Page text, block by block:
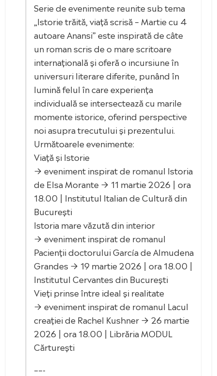
Serie de evenimente reunite sub tema
„Istorie trăită, viață scrisă – Martie cu 4
autoare Anansi” este inspirată de câte
un roman scris de o mare scritoare
internațională și oferă o incursiune în
universuri literare diferite, punând în
lumină felul în care experiența
individuală se intersectează cu marile
momente istorice, oferind perspective
noi asupra trecutului și prezentului.
Următoarele evenimente:
Viață și Istorie
→ eveniment inspirat de romanul Istoria
de Elsa Morante → 11 martie 2026 | ora
18.00 | Institutul Italian de Cultură din
București
Istoria mare văzută din interior
→ eveniment inspirat de romanul
Pacienții doctorului García de Almudena
Grandes → 19 martie 2026 | ora 18.00 |
Institutul Cervantes din București
Vieți prinse între ideal și realitate
→ eveniment inspirat de romanul Lacul
creației de Rachel Kushner → 26 martie
2026 | ora 18.00 | Librăria MODUL
Cărturești
––-